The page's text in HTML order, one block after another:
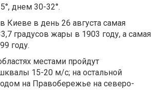
днем 30-32°.
Киеве в день 26 августа самая
градусов жары в 1903 году, а самая
году.
местами пройдут
15-20 м/с; на остальной
на Правобережье на северо-